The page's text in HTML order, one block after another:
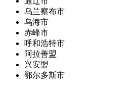
乌兰察布市
乌海市
赤峰市
呼和浩特市
阿拉善盟
兴安盟
鄂尔多斯市